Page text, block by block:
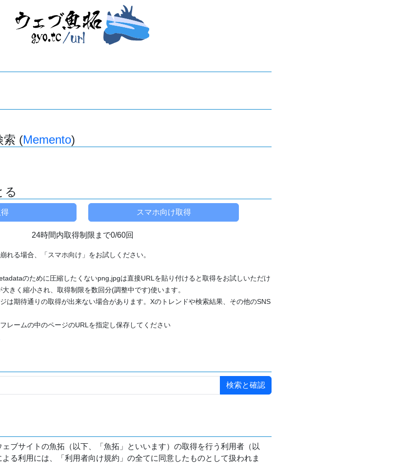
索 (Memento)
る
24時間内取得制限まで0/60回
れる場合、「スマホ向け」をお試しください。
のために圧縮したくないpng,jpgは直接URLを貼り付けると取得をお試しいただけ
きく縮小され、取得制限を数回分(調整中です)使います。
は期待通りの取得が出来ない場合があります。Xのトレンドや検索結果、その他のSNS
レームの中のページのURLを指定し保存してください
ェブサイトの魚拓（以下、「魚拓」といいます）の取得を行う利用者（以
る利用には、「利用者向け規約」の全てに同意したものとして扱われま